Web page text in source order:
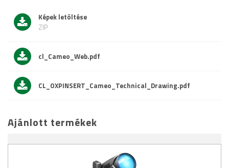
Képek letöltése
ZIP
cl_Cameo_Web.pdf
CL_OXPINSERT_Cameo_Technical_Drawing.pdf
Ajánlott termékek